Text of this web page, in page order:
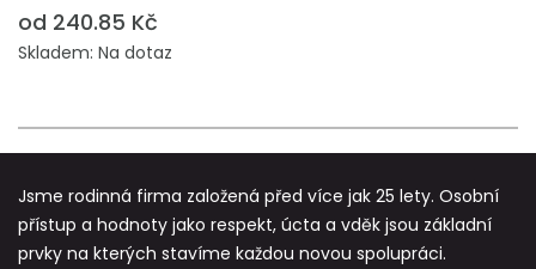
od 240.85 Kč
Skladem: Na dotaz
Jsme rodinná firma založená před více jak 25 lety. Osobní
přístup a hodnoty jako respekt, úcta a vděk jsou základní
prvky na kterých stavíme každou novou spolupráci.